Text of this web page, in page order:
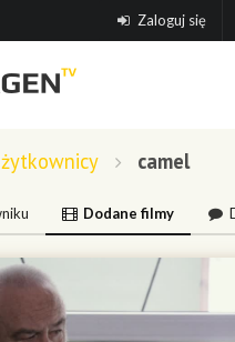
Zaloguj się
camel
Dodane filmy